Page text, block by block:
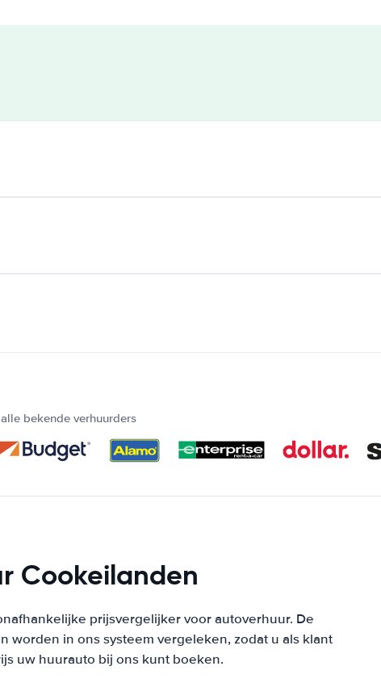
bekende verhuurders
Cookeilanden
prijsvergelijker voor autoverhuur. De
worden in ons systeem vergeleken, zodat u als klant
uw huurauto bij ons kunt boeken.